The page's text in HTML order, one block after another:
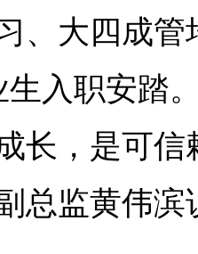
、大四成管
生入职安踏
长，是可信
总监黄伟滨